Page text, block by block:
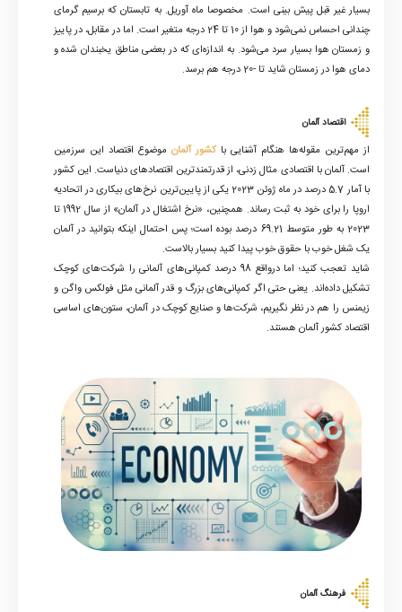
بسیار غیر قبل پیش بینی است. مخصوصا ماه آوریل. به تابستان که برسیم گرمای
چندانی احساس نمی‌شود و هوا از 10 تا 24 درجه متغیر است. اما در مقابل، در پاییز
و زمستان هوا بسیار سرد می‌شود. به اندازه‌ای که در بعضی مناطق یخبندان شده و
دمای هوا در زمستان شاید تا -20 درجه هم برسد.
اقتصاد آلمان
از مهم‌ترین مقوله‌ها هنگام آشنایی با کشور آلمان موضوع اقتصاد این سرزمین
است. آلمان با اقتصادی مثال زدنی، از قدرتمندترین اقتصاد‌های دنیاست. این کشور
با آمار 5.7 درصد در ماه ژوئن 2023 یکی از پایین‌ترین نرخ‌های بیکاری در اتحادیه
اروپا را برای خود به ثبت رساند. همچنین، «نرخ اشتغال در آلمان» از سال 1992 تا
2023 به طور متوسط 69.21 درصد بوده است؛ پس احتمال اینکه بتوانید در آلمان
یک شغل خوب با حقوق خوب پیدا کنید بسیار بالاست.
شاید تعجب کنید؛ اما درواقع 98 درصد کمپانی‌های آلمانی را شرکت‌های کوچک
تشکیل داده‌اند. یعنی حتی اگر کمپانی‌های بزرگ و قدر آلمانی مثل فولکس واگن و
زیمنس را هم در نظر نگیریم، شرکت‌ها و صنایع کوچک در آلمان، ستون‌های اساسی
اقتصاد کشور آلمان هستند.
فرهنگ آلمان